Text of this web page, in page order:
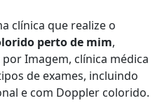
clínica que realize o
perto de mim,
Imagem, clínica médica
de exames, incluindo
e com Doppler colorido.